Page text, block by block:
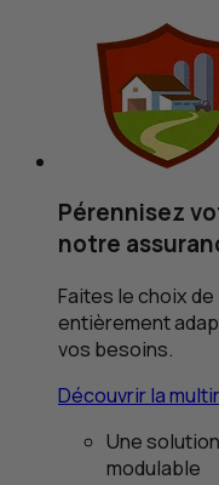
Pérennisez
notre
Faites le choix
entièrement
vos besoins.
Découvrir la
Une
modulable